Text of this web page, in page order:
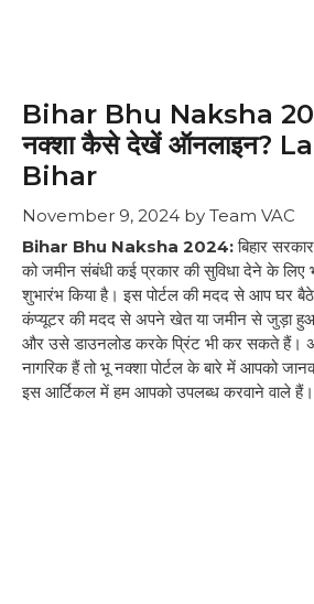
Bihar Bhu Naksha
नक्शा कैसे देखें ऑनलाइन?
Bihar
November 9, 2024 by Team VAC
Bihar Bhu Naksha 2024:बिहार
को जमीन संबंधी कई प्रकार की सुविधा देने के लिए भू
शुभारंभ किया है। इस पोर्टल की मदद से आप घर बैठे
कंप्यूटर की मदद से अपने खेत या जमीन से जुड़ा
और उसे डाउनलोड करके प्रिंट भी कर सकते हैं।
नागरिक हैं तो भू नक्शा पोर्टल के बारे में आपको
इस आर्टिकल में हम आपको उपलब्ध करवाने वाले हैं।